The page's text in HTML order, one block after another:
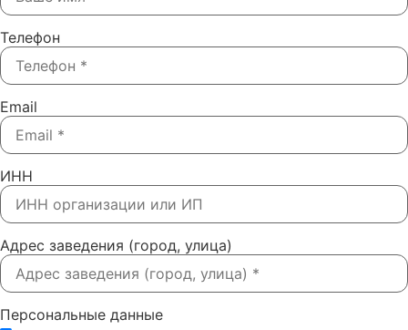
Телефон
Email
ИНН
Адрес заведения (город, улица)
Персональные данные